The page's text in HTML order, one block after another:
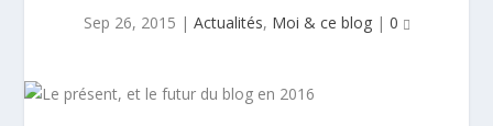
Sep 26, 2015 | Actualités, Moi & ce blog| 0